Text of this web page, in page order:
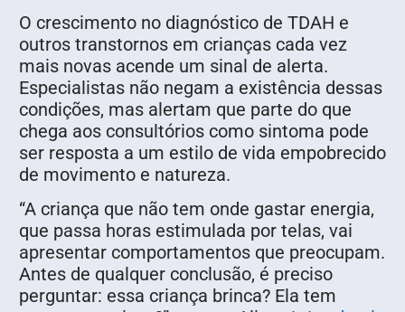
O crescimento no diagnóstico de TDAH e
outros transtornos em crianças cada vez
mais novas acende um sinal de alerta.
Especialistas não negam a existência dessas
condições, mas alertam que parte do que
chega aos consultórios como sintoma pode
ser resposta a um estilo de vida empobrecido
de movimento e natureza.
“A criança que não tem onde gastar energia,
que passa horas estimulada por telas, vai
apresentar comportamentos que preocupam.
Antes de qualquer conclusão, é preciso
perguntar: essa criança brinca? Ela tem